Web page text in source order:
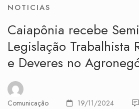
NOTICIAS
Caiapônia recebe
Legislação Trabalhista
e Deveres no
Comunicação 19/11/2024